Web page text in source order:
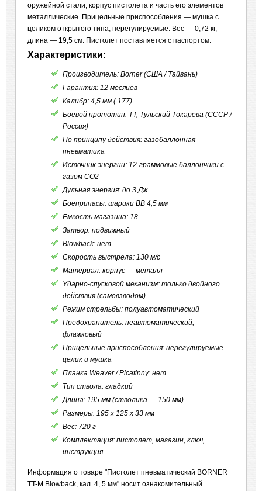
оружейной стали, корпус пистолета и часть его элементов
металлические. Прицельные приспособления — мушка с
целиком открытого типа, нерегулируемые. Вес — 0,72 кг,
длина — 19,5 см. Пистолет поставляется с паспортом.
Характеристики:
Производитель: Borner (США / Тайвань)
Гарантия: 12 месяцев
Калибр: 4,5 мм (.177)
Боевой прототип: ТТ, Тульский Токарева (СССР /
Россия)
По принципу действия: газобаллонная
пневматика
Источник энергии: 12-граммовые баллончики с
газом CO2
Дульная энергия: до 3 Дж
Боеприпасы: шарики BB 4,5 мм
Емкость магазина: 18
Затвор: подвижный
Blowback: нет
Скорость выстрела: 130 м/с
Материал: корпус — металл
Ударно-спусковой механизм: только двойного
действия (самовзводом)
Режим стрельбы: полуавтоматический
Предохранитель: неавтоматический,
флажковый
Прицельные приспособления: нерегулируемые
целик и мушка
Планка Weaver / Picatinny: нет
Тип ствола: гладкий
Длина: 195 мм (стволика — 150 мм)
Размеры: 195 х 125 х 33 мм
Вес: 720 г
Комплектация: пистолет, магазин, ключ,
инструкция
Информация о товаре "Пистолет пневматический BORNER
TT-M Blowback, кал. 4, 5 мм" носит ознакомительный